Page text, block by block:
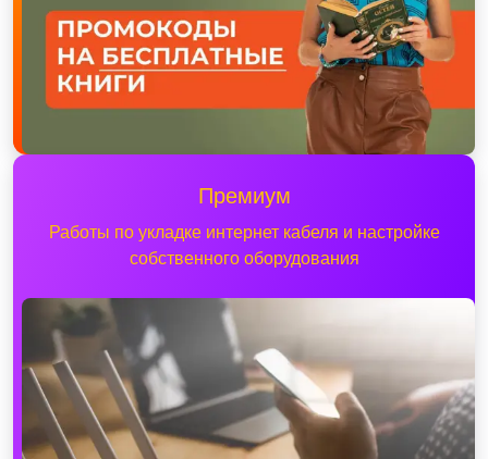
Премиум
Работы по укладке интернет кабеля и настройке
собственного оборудования